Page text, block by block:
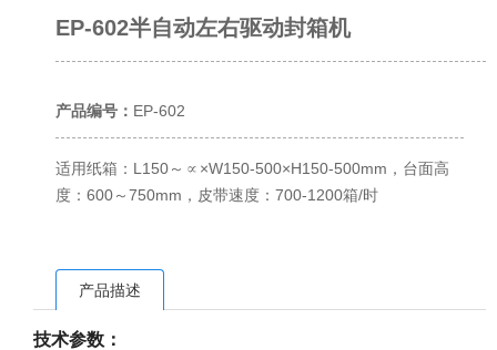
EP-602半自动左右驱动封箱机
产品编号： EP-602
适用纸箱：L150～∝×W150-500×H150-500mm，台面高
度：600～750mm，皮带速度：700-1200箱/时
产品描述
技术参数：